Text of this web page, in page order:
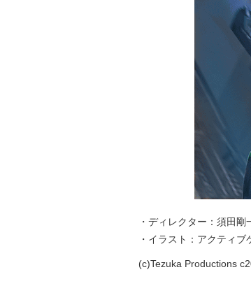
・ディレクター：須田剛
・イラスト：アクティ
(c)Tezuka Productions